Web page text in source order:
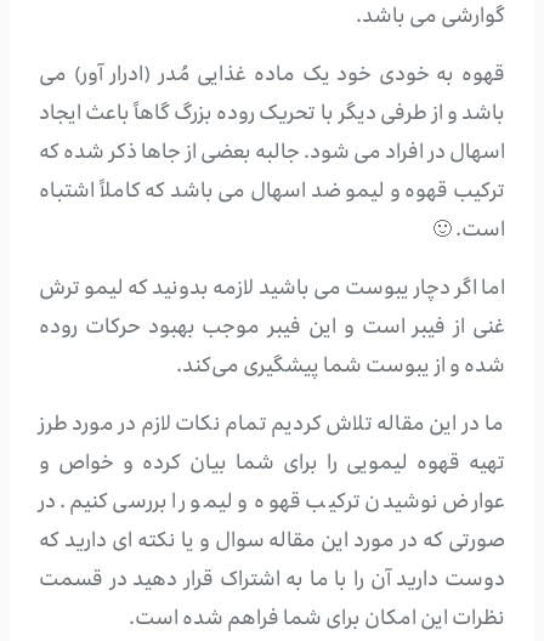
گوارشی می باشد.
قهوه به خودی خود یک ماده غذایی مُدر (ادرار آور) می
باشد و از طرفی دیگر با تحریک روده بزرگ گاهاً باعث ایجاد
اسهال در افراد می شود. جالبه بعضی از جاها ذکر شده که
ترکیب قهوه و لیمو ضد اسهال می باشد که کاملاً اشتباه
است. 🙂
اما اگر دچار یبوست می باشید لازمه بدونید که لیمو ترش
غنی از فیبر است و این فیبر موجب بهبود حرکات روده
شده و از یبوست شما پیشگیری می‌‌‌کند.
ما در این مقاله تلاش کردیم تمام نکات لازم در مورد طرز
تهیه قهوه لیمویی را برای شما بیان کرده و خواص و
عوارض نوشیدن ترکیب قهوه و لیمو را بررسی کنیم. در
صورتی که در مورد این مقاله سوال و یا نکته ای دارید که
دوست دارید آن را با ما به اشتراک قرار دهید در قسمت
نظرات این امکان برای شما فراهم شده است.